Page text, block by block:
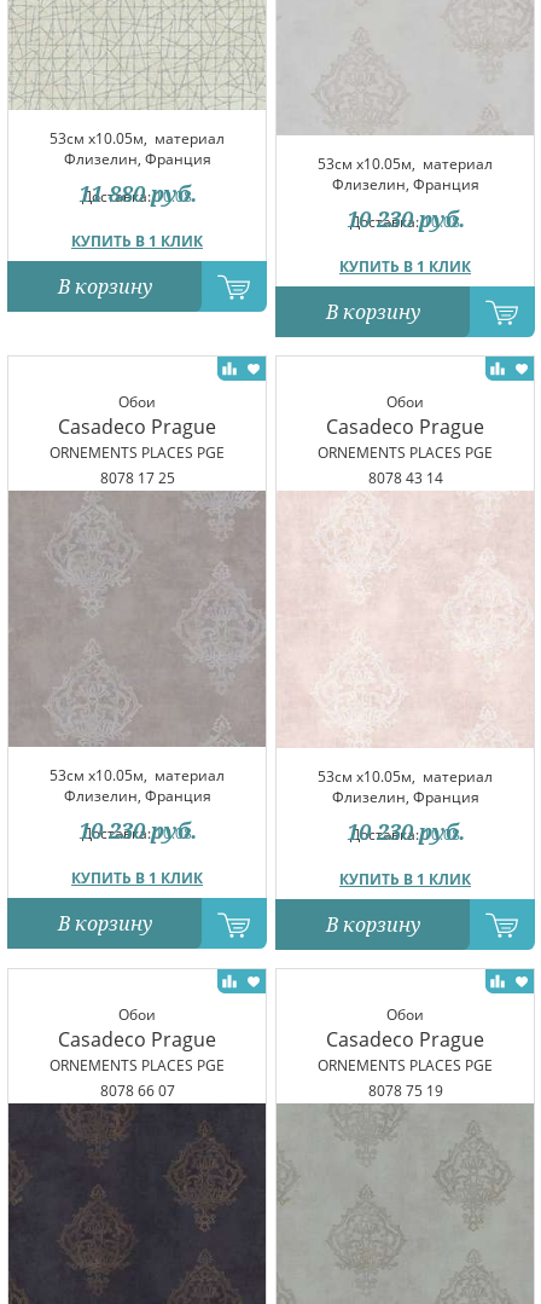
53см x10.05м, материал
Флизелин, Франция
Доставка:10.08
КУПИТЬ В 1 КЛИК
11 880 руб.
В корзину
53см x10.05м, материал
Флизелин, Франция
Доставка:10.08
КУПИТЬ В 1 КЛИК
10 230 руб.
В корзину
Обои
Casadeco Prague
ORNEMENTS PLACES PGE
8078 17 25
53см x10.05м, материал
Флизелин, Франция
Доставка:10.08
КУПИТЬ В 1 КЛИК
10 230 руб.
В корзину
Обои
Casadeco Prague
ORNEMENTS PLACES PGE
8078 43 14
53см x10.05м, материал
Флизелин, Франция
Доставка:10.08
КУПИТЬ В 1 КЛИК
10 230 руб.
В корзину
Обои
Casadeco Prague
ORNEMENTS PLACES PGE
8078 66 07
Обои
Casadeco Prague
ORNEMENTS PLACES PGE
8078 75 19